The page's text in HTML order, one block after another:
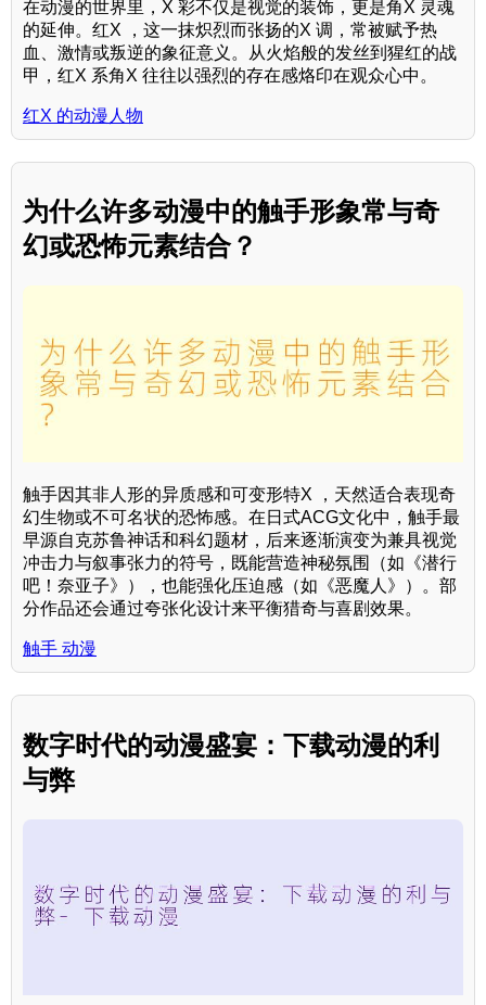
在动漫的世界里，X 彩不仅是视觉的装饰，更是角X 灵魂
的延伸。红X ，这一抹炽烈而张扬的X 调，常被赋予热
血、激情或叛逆的象征意义。从火焰般的发丝到猩红的战
甲，红X 系角X 往往以强烈的存在感烙印在观众心中。
红X 的动漫人物
为什么许多动漫中的触手形象常与奇
幻或恐怖元素结合？
触手因其非人形的异质感和可变形特X ，天然适合表现奇
幻生物或不可名状的恐怖感。在日式ACG文化中，触手最
早源自克苏鲁神话和科幻题材，后来逐渐演变为兼具视觉
冲击力与叙事张力的符号，既能营造神秘氛围（如《潜行
吧！奈亚子》），也能强化压迫感（如《恶魔人》）。部
分作品还会通过夸张化设计来平衡猎奇与喜剧效果。
触手 动漫
数字时代的动漫盛宴：下载动漫的利
与弊